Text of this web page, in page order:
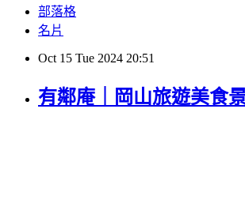
部落格
名片
Oct 15 Tue 2024 20:51
有鄰庵｜岡山旅遊美食